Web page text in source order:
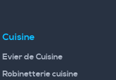
Cuisine
Evier de Cuisine
Robinetterie cuisine